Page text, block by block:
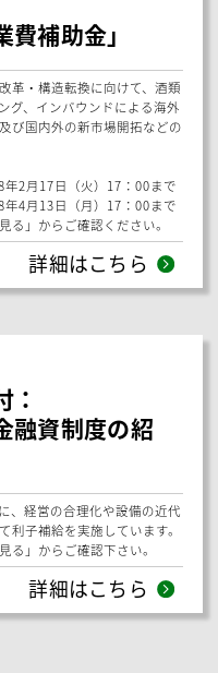
際に当該利用者やその家族か
言動等のハラスメント行為に
保するために複数人による訪
、補助金を交付する制度で
る」からご確認下さい。
詳細はこちら
費補助金」
革・構造転換に向けて、酒類
グ、インバウンドによる海外
び国内外の新市場開拓などの
年2月17日（火）17：00まで
4月13日（月）17：00まで